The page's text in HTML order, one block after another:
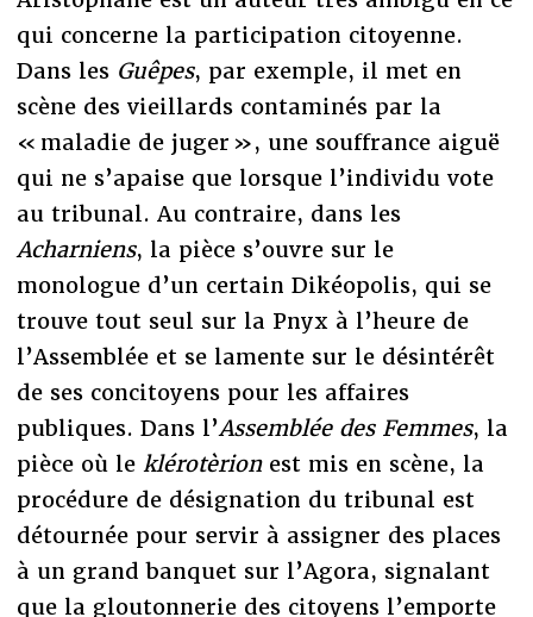
qui concerne la participation citoyenne.
Dans les Guêpes, par exemple, il met en
scène des vieillards contaminés par la
« maladie de juger », une souffrance aiguë
qui ne s’apaise que lorsque l’individu vote
au tribunal. Au contraire, dans les
Acharniens, la pièce s’ouvre sur le
monologue d’un certain Dikéopolis, qui se
trouve tout seul sur la Pnyx à l’heure de
l’Assemblée et se lamente sur le désintérêt
de ses concitoyens pour les affaires
publiques. Dans l’Assemblée des Femmes, la
pièce où le klérotèrionest mis en scène, la
procédure de désignation du tribunal est
détournée pour servir à assigner des places
à un grand banquet sur l’Agora, signalant
que la gloutonnerie des citoyens l’emporte